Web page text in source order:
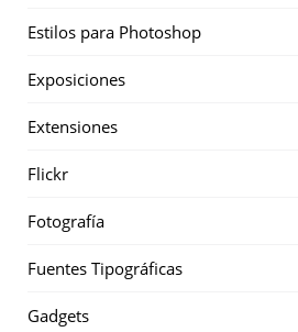
Estilos para Photoshop
Exposiciones
Extensiones
Flickr
Fotografía
Fuentes Tipográficas
Gadgets